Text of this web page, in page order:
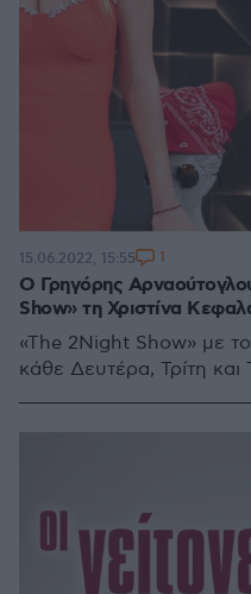
O Γρηγόρης
Show» τη Χριστίνα
«The 2Night Show» με
κάθε Δευτέρα, Τρίτη και
15.06.2022, 15:55 1